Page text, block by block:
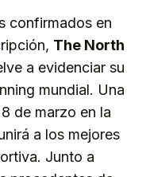
confirmados en
The North
a evidenciar su
mundial. Una
de marzo en la
a los mejores
Junto a